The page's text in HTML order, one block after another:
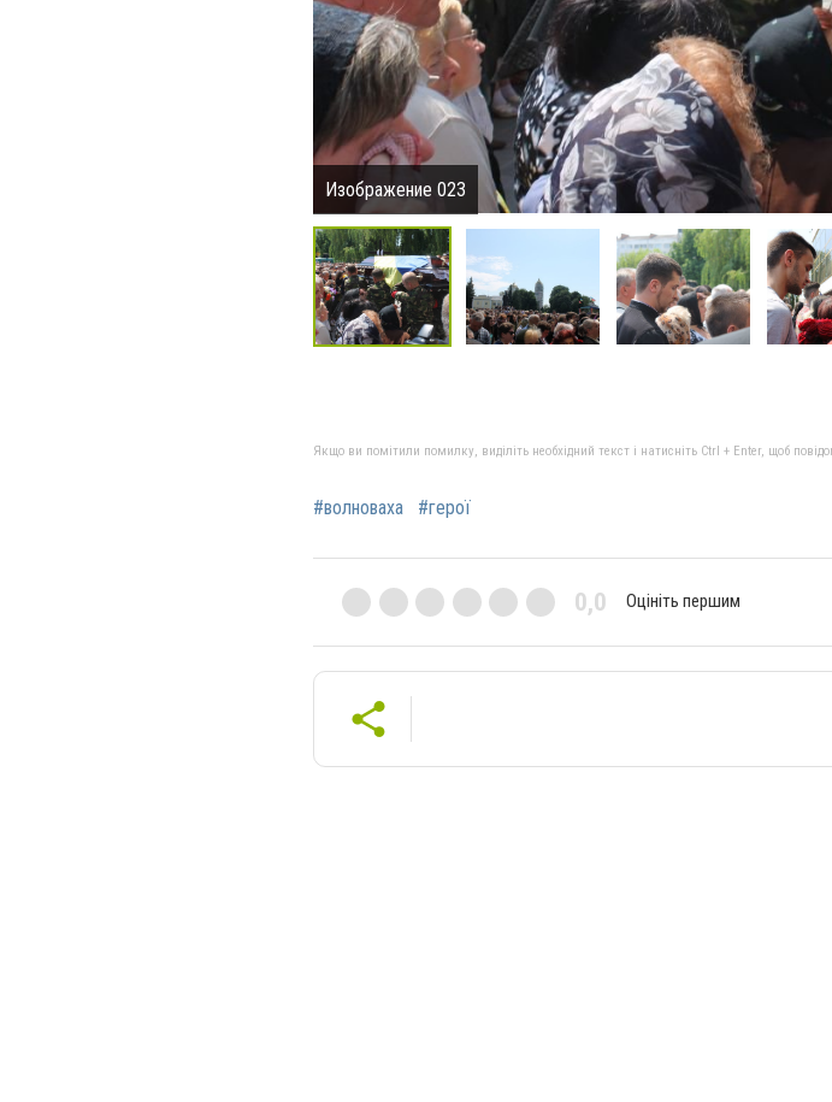
Изображение 023
Якщо ви помітили помилку, виділіть необхідний текст і натисніть Ctrl + Enter, щоб
#волноваха #герої
0,0 Оцініть першим